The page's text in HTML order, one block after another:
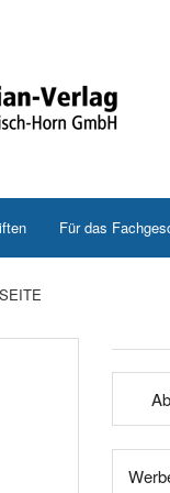
Für das